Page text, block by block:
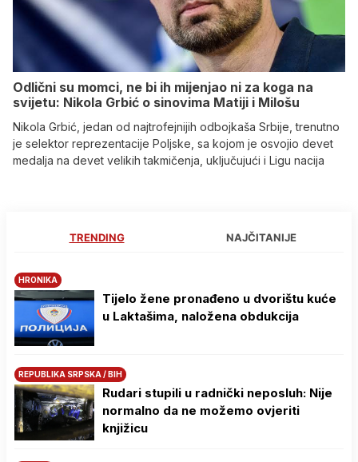
Odlični su momci, ne bi ih mijenjao ni za koga na
svijetu: Nikola Grbić o sinovima Matiji i Milošu
Nikola Grbić, jedan od najtrofejnijih odbojkaša Srbije, trenutno
je selektor reprezentacije Poljske, sa kojom je osvojio devet
medalja na devet velikih takmičenja, uključujući i Ligu nacija
TRENDING NAJČITANIJE
HRONIKA
Tijelo žene pronađeno u dvorištu kuće
u Laktašima, naložena obdukcija
REPUBLIKA SRPSKA / BIH
Rudari stupili u radnički neposluh: Nije
normalno da ne možemo ovjeriti
knjižicu